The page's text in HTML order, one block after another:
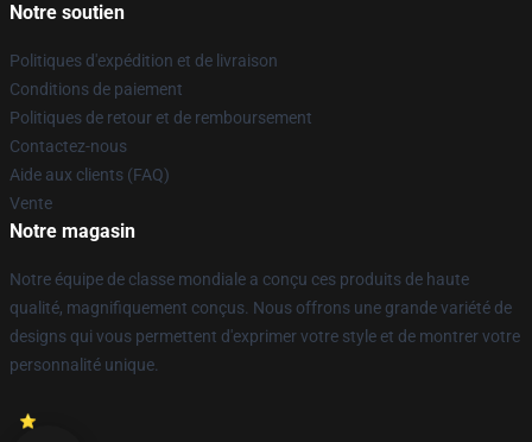
Notre soutien
Politiques d'expédition et de livraison
Conditions de paiement
Politiques de retour et de remboursement
Contactez-nous
Aide aux clients (FAQ)
Vente
Notre magasin
Notre équipe de classe mondiale a conçu ces produits de haute
qualité, magnifiquement conçus. Nous offrons une grande variété de
designs qui vous permettent d'exprimer votre style et de montrer votre
personnalité unique.